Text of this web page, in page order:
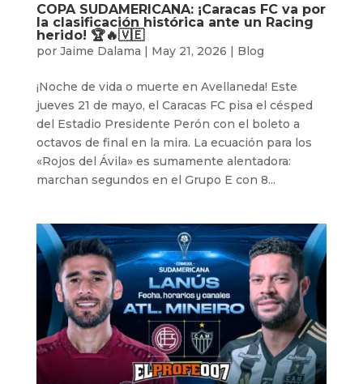
COPA SUDAMERICANA: ¡Caracas FC va por
la clasificación histórica ante un Racing
herido! 🏆🔥🇻🇪
por Jaime Dalama | May 21, 2026 | Blog
¡Noche de vida o muerte en Avellaneda! Este
jueves 21 de mayo, el Caracas FC pisa el césped
del Estadio Presidente Perón con el boleto a
octavos de final en la mira. La ecuación para los
«Rojos del Ávila» es sumamente alentadora:
marchan segundos en el Grupo E con 8...